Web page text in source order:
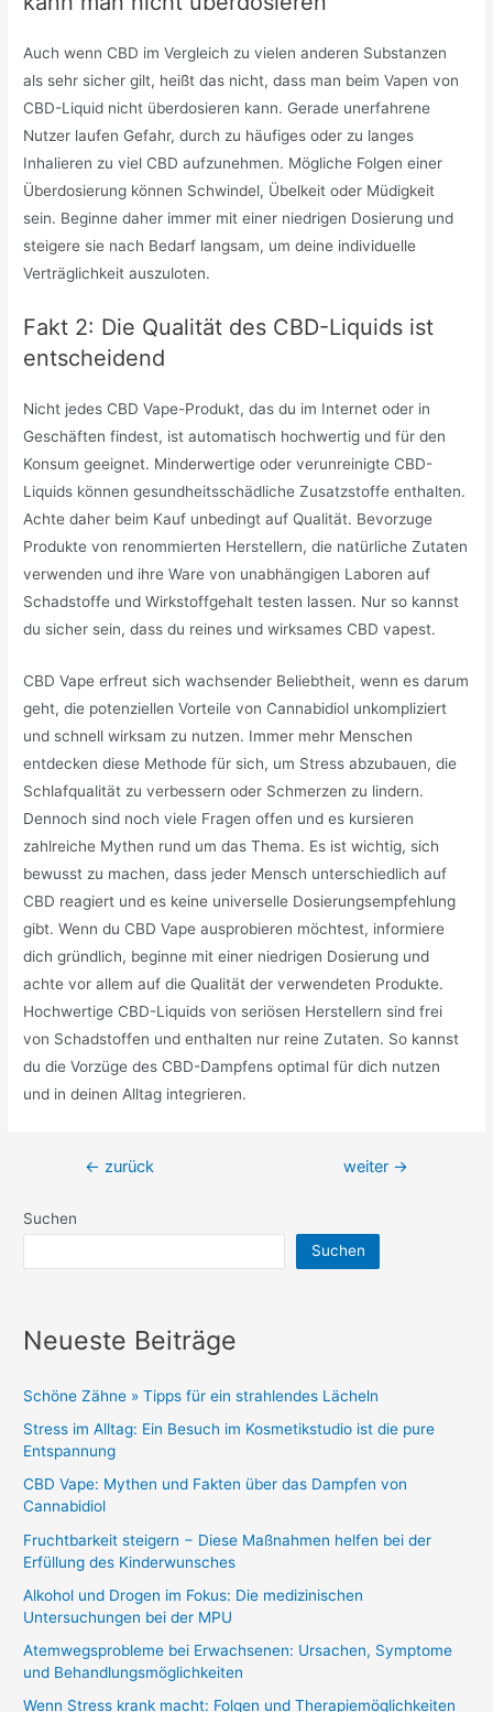
Auch wenn CBD im Vergleich zu vielen anderen Substanzen
als sehr sicher gilt, heißt das nicht, dass man beim Vapen von
CBD-Liquid nicht überdosieren kann. Gerade unerfahrene
Nutzer laufen Gefahr, durch zu häufiges oder zu langes
Inhalieren zu viel CBD aufzunehmen. Mögliche Folgen einer
Überdosierung können Schwindel, Übelkeit oder Müdigkeit
sein. Beginne daher immer mit einer niedrigen Dosierung und
steigere sie nach Bedarf langsam, um deine individuelle
Verträglichkeit auszuloten.
Fakt 2: Die Qualität des CBD-Liquids ist
entscheidend
Nicht jedes CBD Vape-Produkt, das du im Internet oder in
Geschäften findest, ist automatisch hochwertig und für den
Konsum geeignet. Minderwertige oder verunreinigte CBD-
Liquids können gesundheitsschädliche Zusatzstoffe enthalten.
Achte daher beim Kauf unbedingt auf Qualität. Bevorzuge
Produkte von renommierten Herstellern, die natürliche Zutaten
verwenden und ihre Ware von unabhängigen Laboren auf
Schadstoffe und Wirkstoffgehalt testen lassen. Nur so kannst
du sicher sein, dass du reines und wirksames CBD vapest.
CBD Vape erfreut sich wachsender Beliebtheit, wenn es darum
geht, die potenziellen Vorteile von Cannabidiol unkompliziert
und schnell wirksam zu nutzen. Immer mehr Menschen
entdecken diese Methode für sich, um Stress abzubauen, die
Schlafqualität zu verbessern oder Schmerzen zu lindern.
Dennoch sind noch viele Fragen offen und es kursieren
zahlreiche Mythen rund um das Thema. Es ist wichtig, sich
bewusst zu machen, dass jeder Mensch unterschiedlich auf
CBD reagiert und es keine universelle Dosierungsempfehlung
gibt. Wenn du CBD Vape ausprobieren möchtest, informiere
dich gründlich, beginne mit einer niedrigen Dosierung und
achte vor allem auf die Qualität der verwendeten Produkte.
Hochwertige CBD-Liquids von seriösen Herstellern sind frei
von Schadstoffen und enthalten nur reine Zutaten. So kannst
du die Vorzüge des CBD-Dampfens optimal für dich nutzen
und in deinen Alltag integrieren.
Beitragsnavigation
← zurück weiter →
Suchen
Suchen
Neueste Beiträge
Schöne Zähne » Tipps für ein strahlendes Lächeln
Stress im Alltag: Ein Besuch im Kosmetikstudio ist die pure
Entspannung
CBD Vape: Mythen und Fakten über das Dampfen von
Cannabidiol
Fruchtbarkeit steigern − Diese Maßnahmen helfen bei der
Erfüllung des Kinderwunsches
Alkohol und Drogen im Fokus: Die medizinischen
Untersuchungen bei der MPU
Atemwegsprobleme bei Erwachsenen: Ursachen, Symptome
und Behandlungsmöglichkeiten
Wenn Stress krank macht: Folgen und Therapiemöglichkeiten